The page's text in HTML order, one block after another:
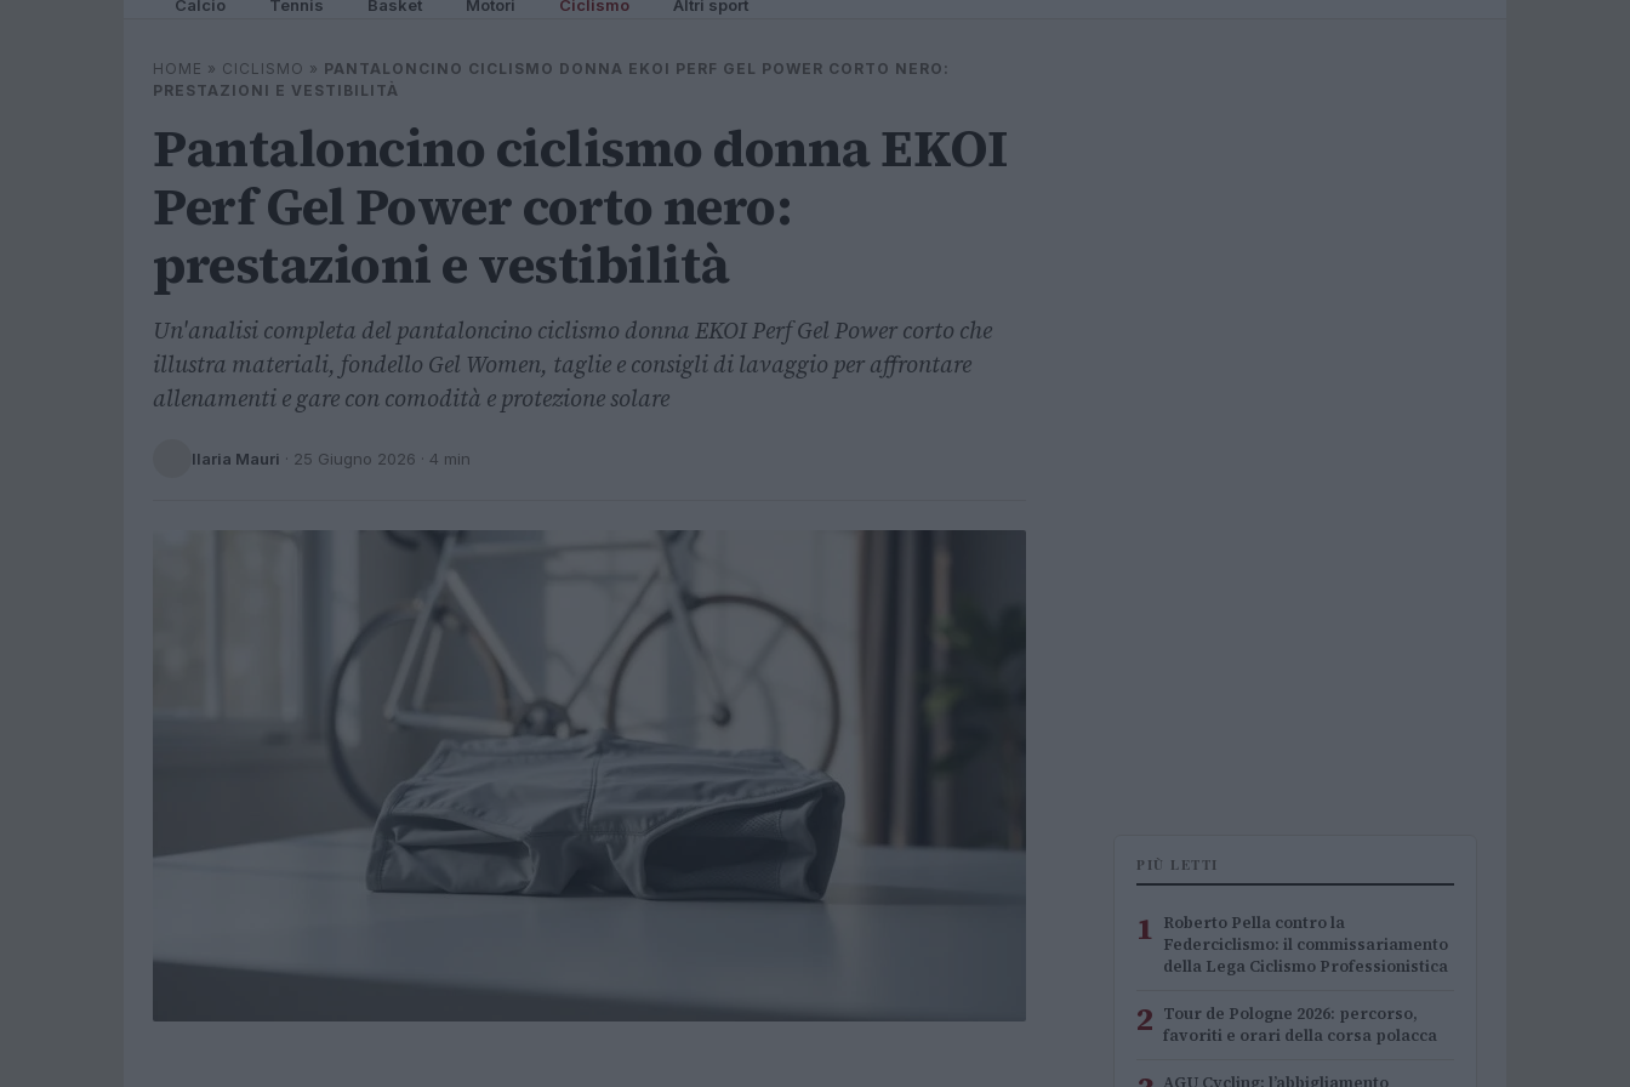
Calcio Tennis Basket Motori Ciclismo Altri sport
HOME » CICLISMO » PANTALONCINO CICLISMO DONNA EKOI PERF GEL POWER CORTO NERO:
PRESTAZIONI E VESTIBILITÀ
Pantaloncino ciclismo donna EKOI
Perf Gel Power corto nero:
prestazioni e vestibilità
Un'analisi completa del pantaloncino ciclismo donna EKOI Perf Gel Power corto che
illustra materiali, fondello Gel Women, taglie e consigli di lavaggio per affrontare
allenamenti e gare con comodità e protezione solare
Ilaria Mauri · 25 Giugno 2026 · 4 min
PIÙ LETTI
1 Roberto Pella contro la
Federciclismo: il commissariamento
della Lega Ciclismo Professionistica
2 Tour de Pologne 2026: percorso,
favoriti e orari della corsa polacca
AGU Cycling: l’abbigliamento